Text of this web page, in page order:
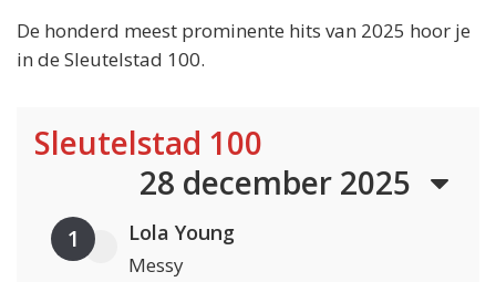
De honderd meest prominente hits van 2025 hoor je
in de Sleutelstad 100.
Sleutelstad 100
28 december 2025
1 Lola Young
Messy